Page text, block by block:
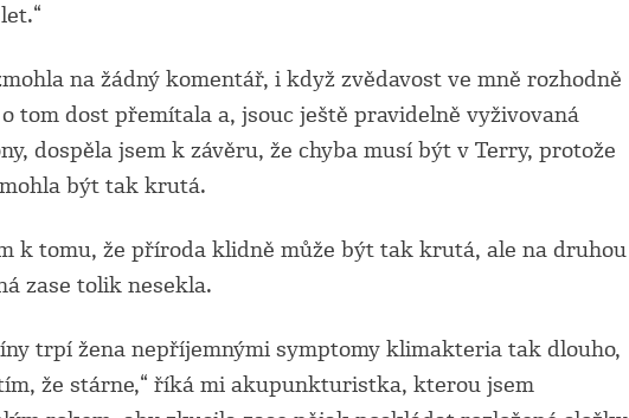
na žádný komentář, i když zvědavost ve mně rozhodně
tom dost přemítala a, jsouc ještě pravidelně vyživovaná
dospěla jsem k závěru, že chyba musí být v Terry, protože
být tak krutá.
k tomu, že příroda klidně může být tak krutá, ale na druhou
zase tolik nesekla.
trpí žena nepříjemnými symptomy klimakteria tak dlouho,
že stárne,“ říká mi akupunkturistka, kterou jsem